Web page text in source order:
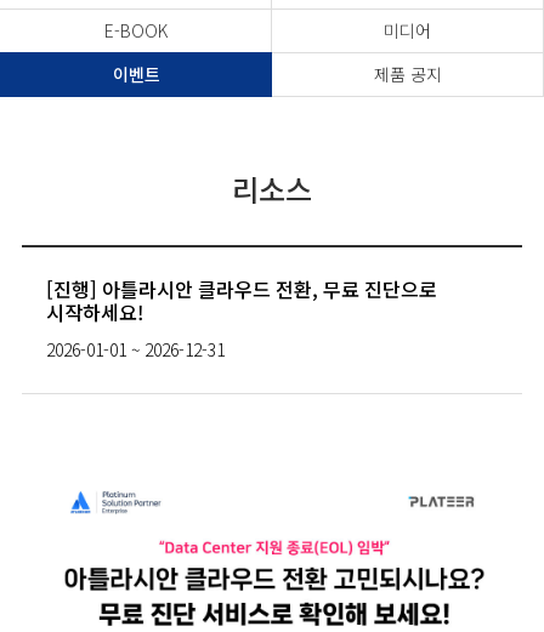
E-BOOK
미디어
이벤트
제품 공지
리소스
[진행] 아틀라시안 클라우드 전환, 무료 진단으로
시작하세요!
2026-01-01 ~ 2026-12-31